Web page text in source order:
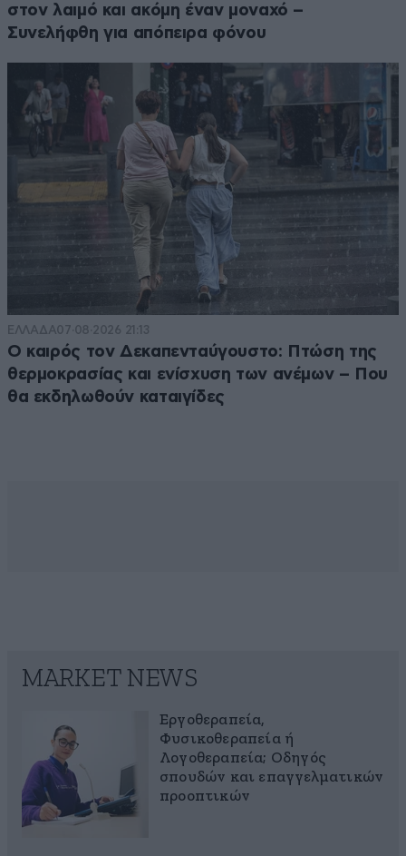
στον λαιμό και ακόμη έναν μοναχό –
Συνελήφθη για απόπειρα φόνου
ΕΛΛΑΔΑ07·08·2026 21:13
Ο καιρός τον Δεκαπενταύγουστο: Πτώση της
θερμοκρασίας και ενίσχυση των ανέμων – Που
θα εκδηλωθούν καταιγίδες
MARKET NEWS
Εργοθεραπεία,
Φυσικοθεραπεία ή
Λογοθεραπεία; Οδηγός
σπουδών και επαγγελματικών
προοπτικών